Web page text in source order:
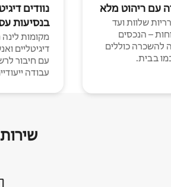
עם ריהוט מלא
שלוות ועד
– הנכסים
להשכרה כוללים
בבית.
נוודים
בנסיעות
מקומות לינה
דיגיטליים
עבודה